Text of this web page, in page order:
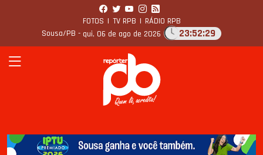
FOTOS | TV RPB | RÁDIO RPB
Sousa/PB - qui, 06 de ago de 2026 23:52:30